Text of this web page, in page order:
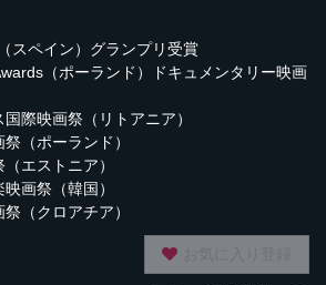
ペイン）グランプリ受賞
（ポーランド）ドキュメンタリー映画
際映画祭（リトアニア）
（ポーランド）
エストニア）
画祭（韓国）
（クロアチア）